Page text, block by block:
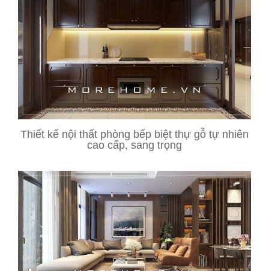
Thiết kế nội thất phòng bếp biệt thự gỗ tự nhiên
cao cấp, sang trọng